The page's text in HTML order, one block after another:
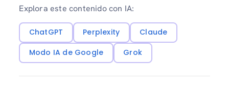
Explora este contenido con IA:
ChatGPT Perplexity
Claude
Modo IA de Google
Grok